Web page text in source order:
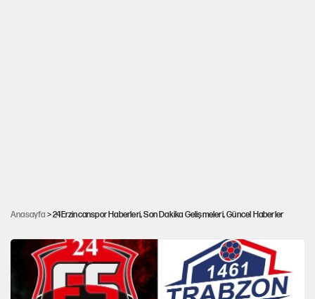
Anasayfa > 24Erzincanspor Haberleri, Son Dakika Gelişmeleri, Güncel Haberler
Forma göğüs sponsoru oldu